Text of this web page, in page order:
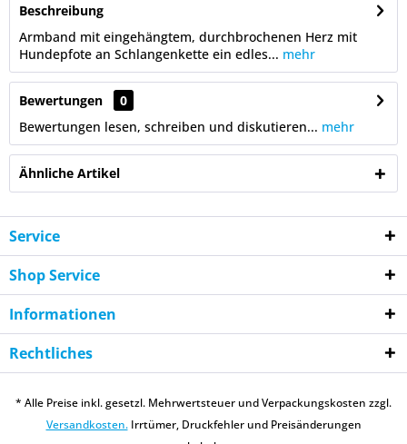
Beschreibung
Armband mit eingehängtem, durchbrochenen Herz mit
Hundepfote an Schlangenkette ein edles... mehr
Bewertungen
0
Bewertungen lesen, schreiben und diskutieren... mehr
Ähnliche Artikel
Service
Shop Service
Informationen
Rechtliches
* Alle Preise inkl. gesetzl. Mehrwertsteuer und Verpackungskosten zzgl.
Versandkosten.Irrtümer, Druckfehler und Preisänderungen